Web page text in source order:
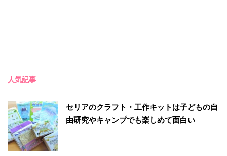
人気記事
セリアのクラフト・工作キットは子どもの自
由研究やキャンプでも楽しめて面白い